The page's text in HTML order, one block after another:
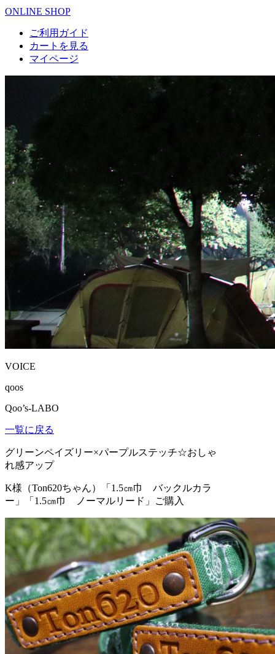
ONLINE SHOP
ご利用ガイド
カートを見る
マイページ
VOICE
qoos
Qoo’s-LABO
一覧に戻る
グリーンペイズリー×パープルステッチ☆おしゃ
れ感アップ
K様（Ton620ちゃん）
「1.5㎝巾 バックルカラ
ー」「1.5㎝巾 ノーマルリード」ご購入